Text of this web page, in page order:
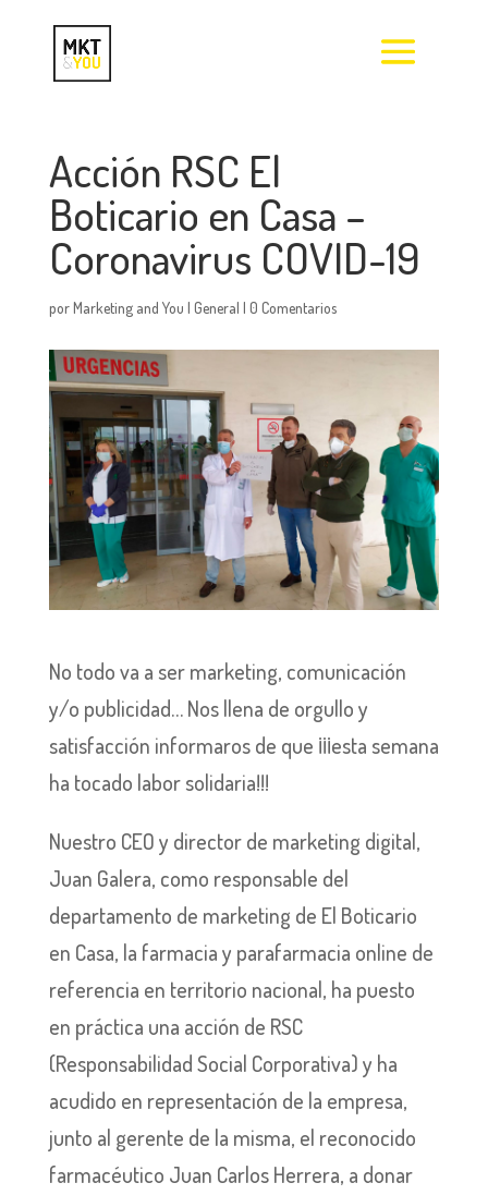
Acción RSC El
Boticario en Casa –
Coronavirus COVID-19
porMarketing and You | General | 0 Comentarios
No todo va a ser marketing, comunicación
y/o publicidad… Nos llena de orgullo y
satisfacción informaros de que ¡¡¡esta semana
ha tocado labor solidaria!!!
Nuestro CEO y director de marketing digital,
Juan Galera, como responsable del
departamento de marketing de El Boticario
en Casa, la farmacia y parafarmacia online de
referencia en territorio nacional, ha puesto
en práctica una acción de RSC
(Responsabilidad Social Corporativa) y ha
acudido en representación de la empresa,
junto al gerente de la misma, el reconocido
farmacéutico Juan Carlos Herrera, a donar